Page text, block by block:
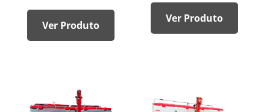
Ver Produto
Ver Produto